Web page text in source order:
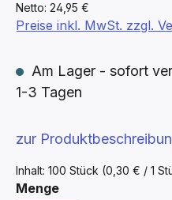
Netto: 24,95 €
Inhalt: 100 Stück (0,30 € / 1
Preise inkl. MwSt. zzgl.
Am Lager - sofort
1-3 Tagen
zur
Mengeauswählen